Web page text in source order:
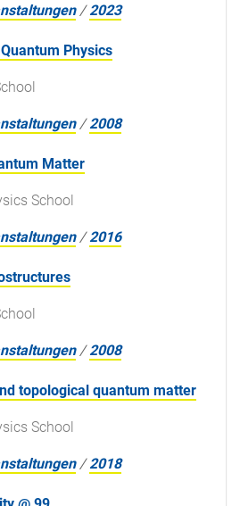
/2023
Physics
/2008
Matter
School
/2016
/2008
topological quantum matter
School
/2018